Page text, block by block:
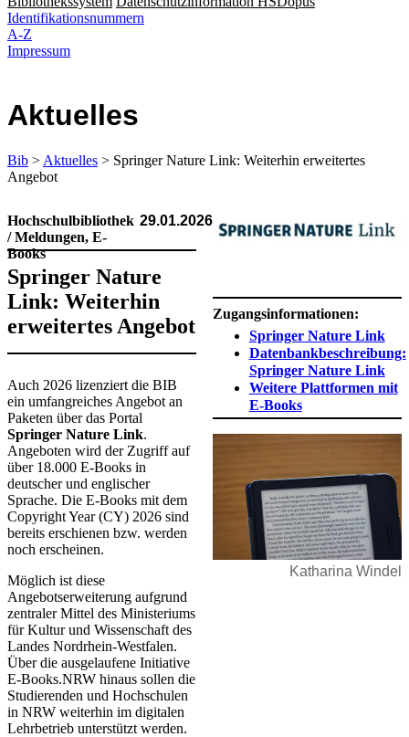
Identifikationsnummern
A-Z
Impressum
Aktuelles
Bib > Aktuelles > Springer Nature Link: Weiterhin erweitertes
Angebot
Hochschulbibliothek
/ Meldungen, E-
Books
29.01.2026
Springer Nature
Link: Weiterhin
erweitertes Angebot
​Auch 2026 lizenziert die BIB
ein umfangreiches Angebot an
Paketen über das Portal
Springer Nature Link.
Angeboten wird der Zugriff auf
über 18.000 E-Books in
deutscher und englischer
Sprache. Die E-Books mit dem
Copyright Year (CY) 2026 sind
bereits erschienen bzw. werden
noch erscheinen.
Möglich ist diese
Angebotserweiterung aufgrund
zentraler Mittel des Ministeriums
für Kultur und Wissenschaft des
Landes Nordrhein-Westfalen.
Über die ausgelaufene Initiative
E-Books.NRW hinaus sollen die
Studierenden und Hochschulen
in NRW weiterhin im digitalen
Lehrbetrieb unterstützt werden.
Zugangsinformationen:
Springer Nature Link
Datenbankbeschreibung:
Springer Nature Link​
Weitere Plattformen mit
E-Books
Katharina Windel